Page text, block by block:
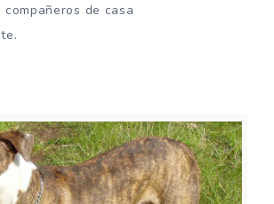
de casa